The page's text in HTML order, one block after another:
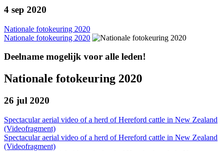
4 sep 2020
Nationale fotokeuring 2020
Nationale fotokeuring 2020
Deelname mogelijk voor alle leden!
Nationale fotokeuring 2020
26 jul 2020
Spectacular aerial video of a herd of Hereford cattle in New Zealand
(Videofragment)
Spectacular aerial video of a herd of Hereford cattle in New Zealand
(Videofragment)